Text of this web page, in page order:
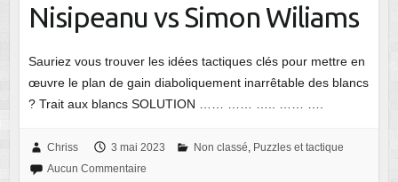
Nisipeanu vs Simon Wiliams
Sauriez vous trouver les idées tactiques clés pour mettre en
œuvre le plan de gain diaboliquement inarrêtable des blancs
? Trait aux blancs SOLUTION …… …… ….. …… ….
Chriss 3 mai 2023 Non classé, Puzzles et tactique
Aucun Commentaire